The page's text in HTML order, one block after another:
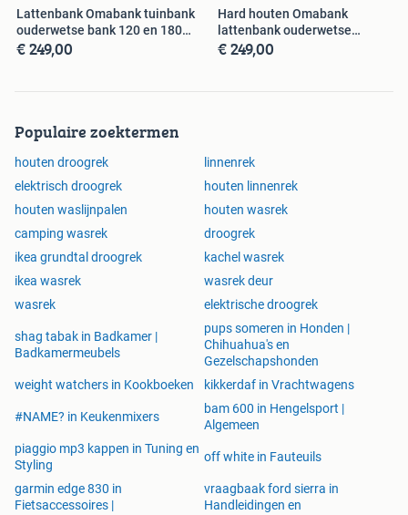
Lattenbank Omabank tuinbank
ouderwetse bank 120 en 180
cm
€ 249,00
Hard houten Omabank
lattenbank ouderwetse
tuinbank bank
€ 249,00
Populaire zoektermen
houten droogrek
linnenrek
elektrisch droogrek
houten linnenrek
houten waslijnpalen
houten wasrek
camping wasrek
droogrek
ikea grundtal droogrek
kachel wasrek
ikea wasrek
wasrek deur
wasrek
elektrische droogrek
shag tabak in Badkamer |
Badkamermeubels
pups someren in Honden |
Chihuahua's en
Gezelschapshonden
weight watchers in Kookboeken
kikkerdaf in Vrachtwagens
#NAME? in Keukenmixers
bam 600 in Hengelsport |
Algemeen
piaggio mp3 kappen in Tuning en
Styling
off white in Fauteuils
garmin edge 830 in
Fietsaccessoires |
vraagbaak ford sierra in
Handleidingen en